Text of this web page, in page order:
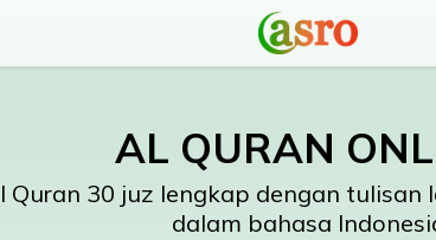
AL QURAN
Quran 30 juz lengkap dengan tulisan
dalam bahasa